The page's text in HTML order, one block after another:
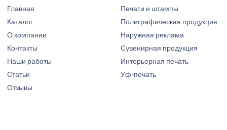
Главная
Каталог
О компании
Контакты
Наши работы
Статьи
Отзывы
Печати и штампы
Полиграфическая продукция
Наружная реклама
Сувенирная продукция
Интерьерная печать
Уф-печать